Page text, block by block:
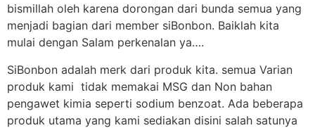
bismillah oleh karena dorongan dari bunda semua yang
menjadi bagian dari member siBonbon. Baiklah kita
mulai dengan Salam perkenalan ya….
SiBonbon adalah merk dari produk kita. semua Varian
produk kami tidak memakai MSG dan Non bahan
pengawet kimia seperti sodium benzoat. Ada beberapa
produk utama yang kami sediakan disini salah satunya